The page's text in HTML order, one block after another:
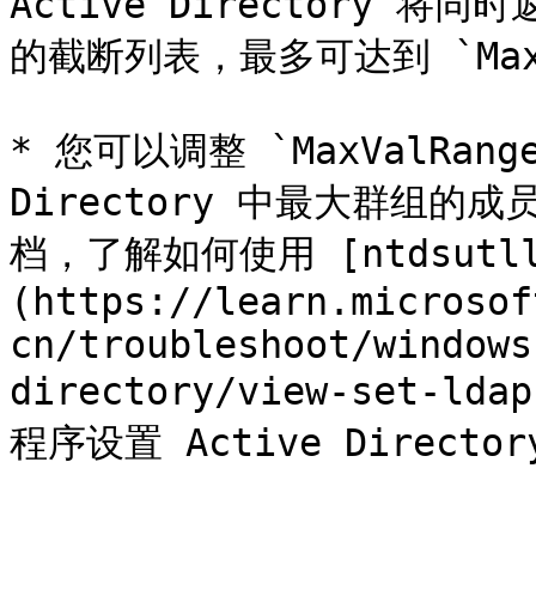
的截断列表，最多可达到
* 您可以调整
Directory 中最大群组的成
档，了解如何使用
(https://
cn/troubleshoot/
directory/view-set-